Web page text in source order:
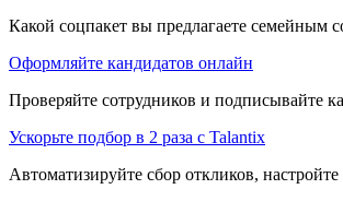
Какой соцпакет вы предлагаете семейным
Оформляйте кандидатов онлайн
Проверяйте сотрудников и подписывайте
Ускорьте подбор в 2 раза с Talantix
Автоматизируйте сбор откликов,